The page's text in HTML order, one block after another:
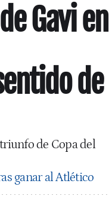
Gavi en
de
de Copa del
ganar al Atlético